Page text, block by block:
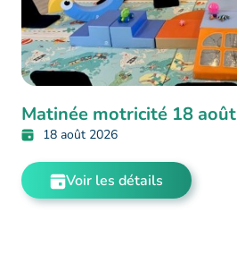
Matinée motricité 18 août
18 août 2026
Voir les détails